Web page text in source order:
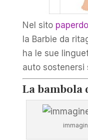
Nel sito
la Barbie da
ha le sue
auto sostenersi
La bambola